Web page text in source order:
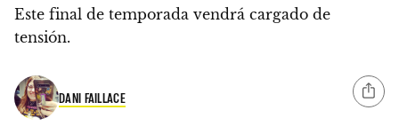
Este final de temporada vendrá cargado de
tensión.
DANI FAILLACE